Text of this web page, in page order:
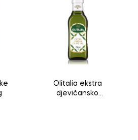
Olitalia ekstra
djevičansko